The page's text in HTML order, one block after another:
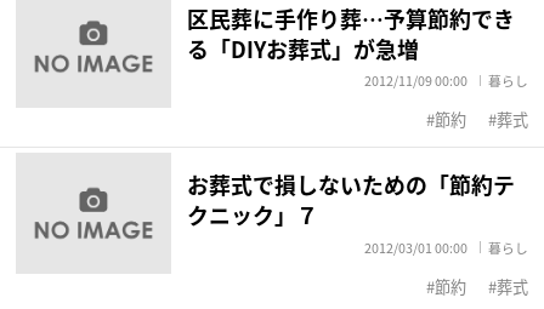
区民葬に手作り葬…予算節約でき
る「DIYお葬式」が急増
2012/11/09 00:00 暮らし
節約 葬式
お葬式で損しないための「節約テ
クニック」７
2012/03/01 00:00 暮らし
節約 葬式